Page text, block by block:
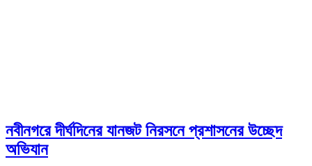
নবীনগরে দীর্ঘদিনের যানজট নিরসনে প্রশাসনের উচ্ছেদ
অভিযান